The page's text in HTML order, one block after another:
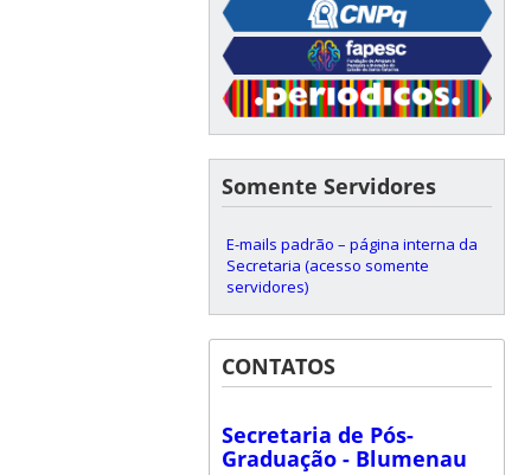
Somente Servidores
E-mails padrão – página interna da
Secretaria (acesso somente
servidores)
CONTATOS
Secretaria de Pós-
Graduação - Blumenau